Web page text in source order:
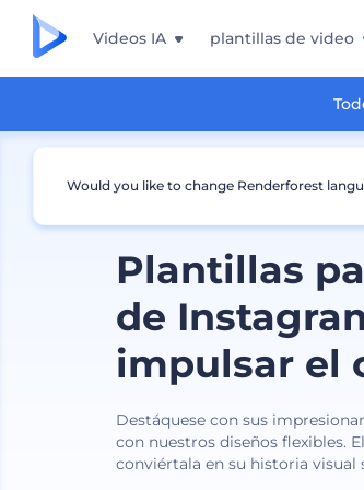
Videos IA plantillas de video
Plantillas
de
impulsar el
Destáquese con sus
con nuestros diseños flexibles.
conviértala en su historia visual
Would you like to change Renderforest